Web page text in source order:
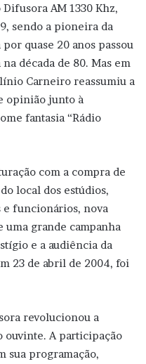
AM 1330 Khz,
sendo a pioneira da
quase 20 anos passou
década de 80. Mas em
Carneiro reassumiu a
opinião junto à
fantasia “Rádio
com a compra de
local dos estúdios,
e funcionários, nova
uma grande campanha
e a audiência da
23 de abril de 2004, foi
revolucionou a
ouvinte. A participação
sua programação,